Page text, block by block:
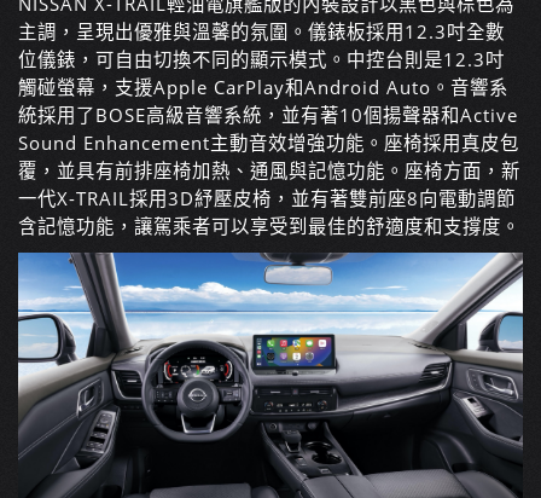
主調，呈現出優雅與溫馨的氛圍。儀錶板採用12.3吋全數
位儀錶，可自由切換不同的顯示模式。中控台則是12.3吋
觸碰螢幕，支援Apple CarPlay和Android Auto 。音響系
統採用了BOSE高級音響系統，並有著10個揚聲器和Active
Sound Enhancement主動音效增強功能。座椅採用真皮包
覆，並具有前排座椅加熱、通風與記憶功能。座椅方面，新
一代X-TRAIL採用3D紓壓皮椅，並有著雙前座8向電動調節
含記憶功能，讓駕乘者可以享受到最佳的舒適度和支撐度。